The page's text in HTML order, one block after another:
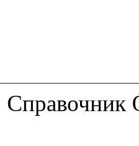
Справочник